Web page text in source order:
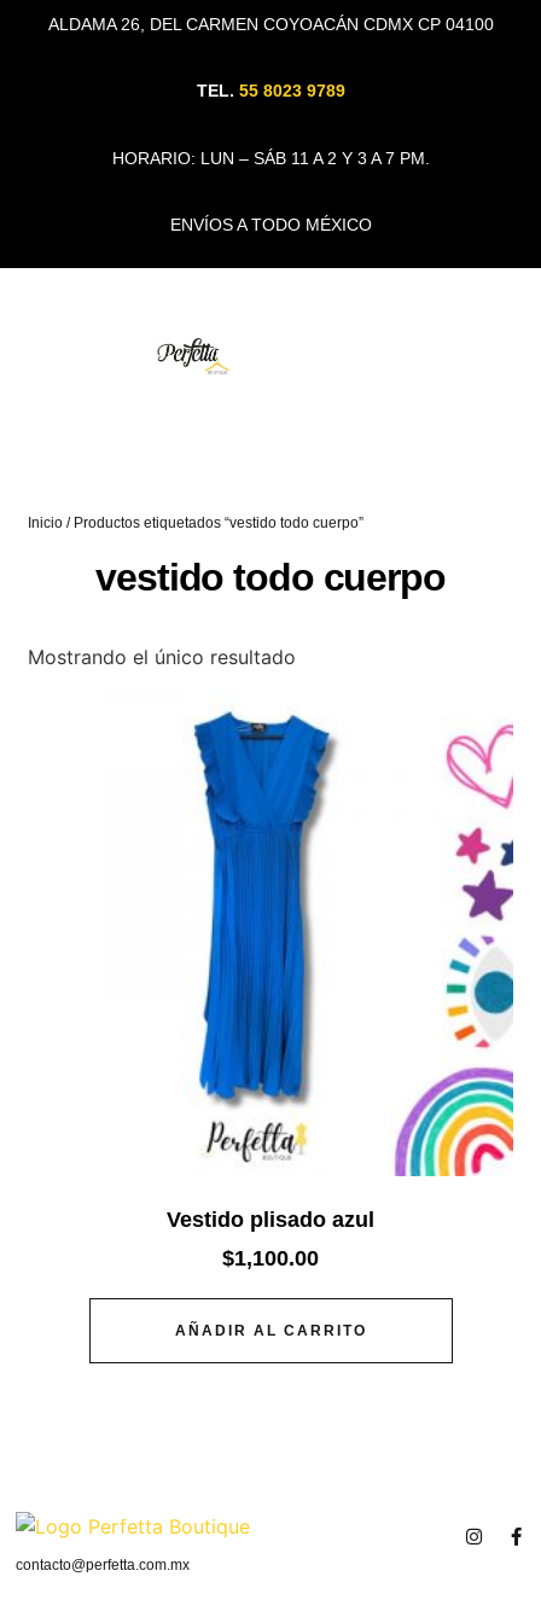
ALDAMA 26, DEL CARMEN COYOACÁN CDMX CP 04100
TEL. 55 8023 9789
HORARIO: LUN – SÁB 11 A 2 Y 3 A 7 PM.
ENVÍOS A TODO MÉXICO
Inicio / Productos etiquetados “vestido todo cuerpo”
vestido todo cuerpo
Mostrando el único resultado
Vestido plisado azul
$1,100.00
AÑADIR AL CARRITO
contacto@perfetta.com.mx